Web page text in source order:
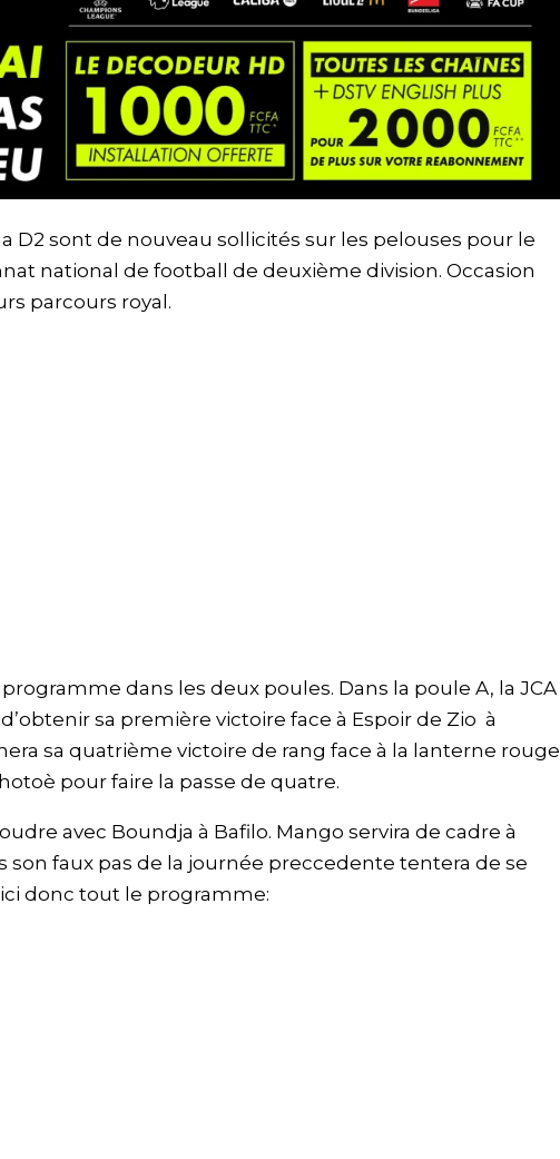
D2 sont de nouveau sollicités sur les pelouses pour le
national de football de deuxième division. Occasion
parcours royal.
dans les deux poules. Dans la poule A, la JCA
sa première victoire face à Espoir de Zio à
sa quatrième victoire de rang face à la lanterne rouge
pour faire la passe de quatre.
avec Boundja à Bafilo. Mango servira de cadre à
son faux pas de la journée preccedente tentera de se
donc tout le programme: